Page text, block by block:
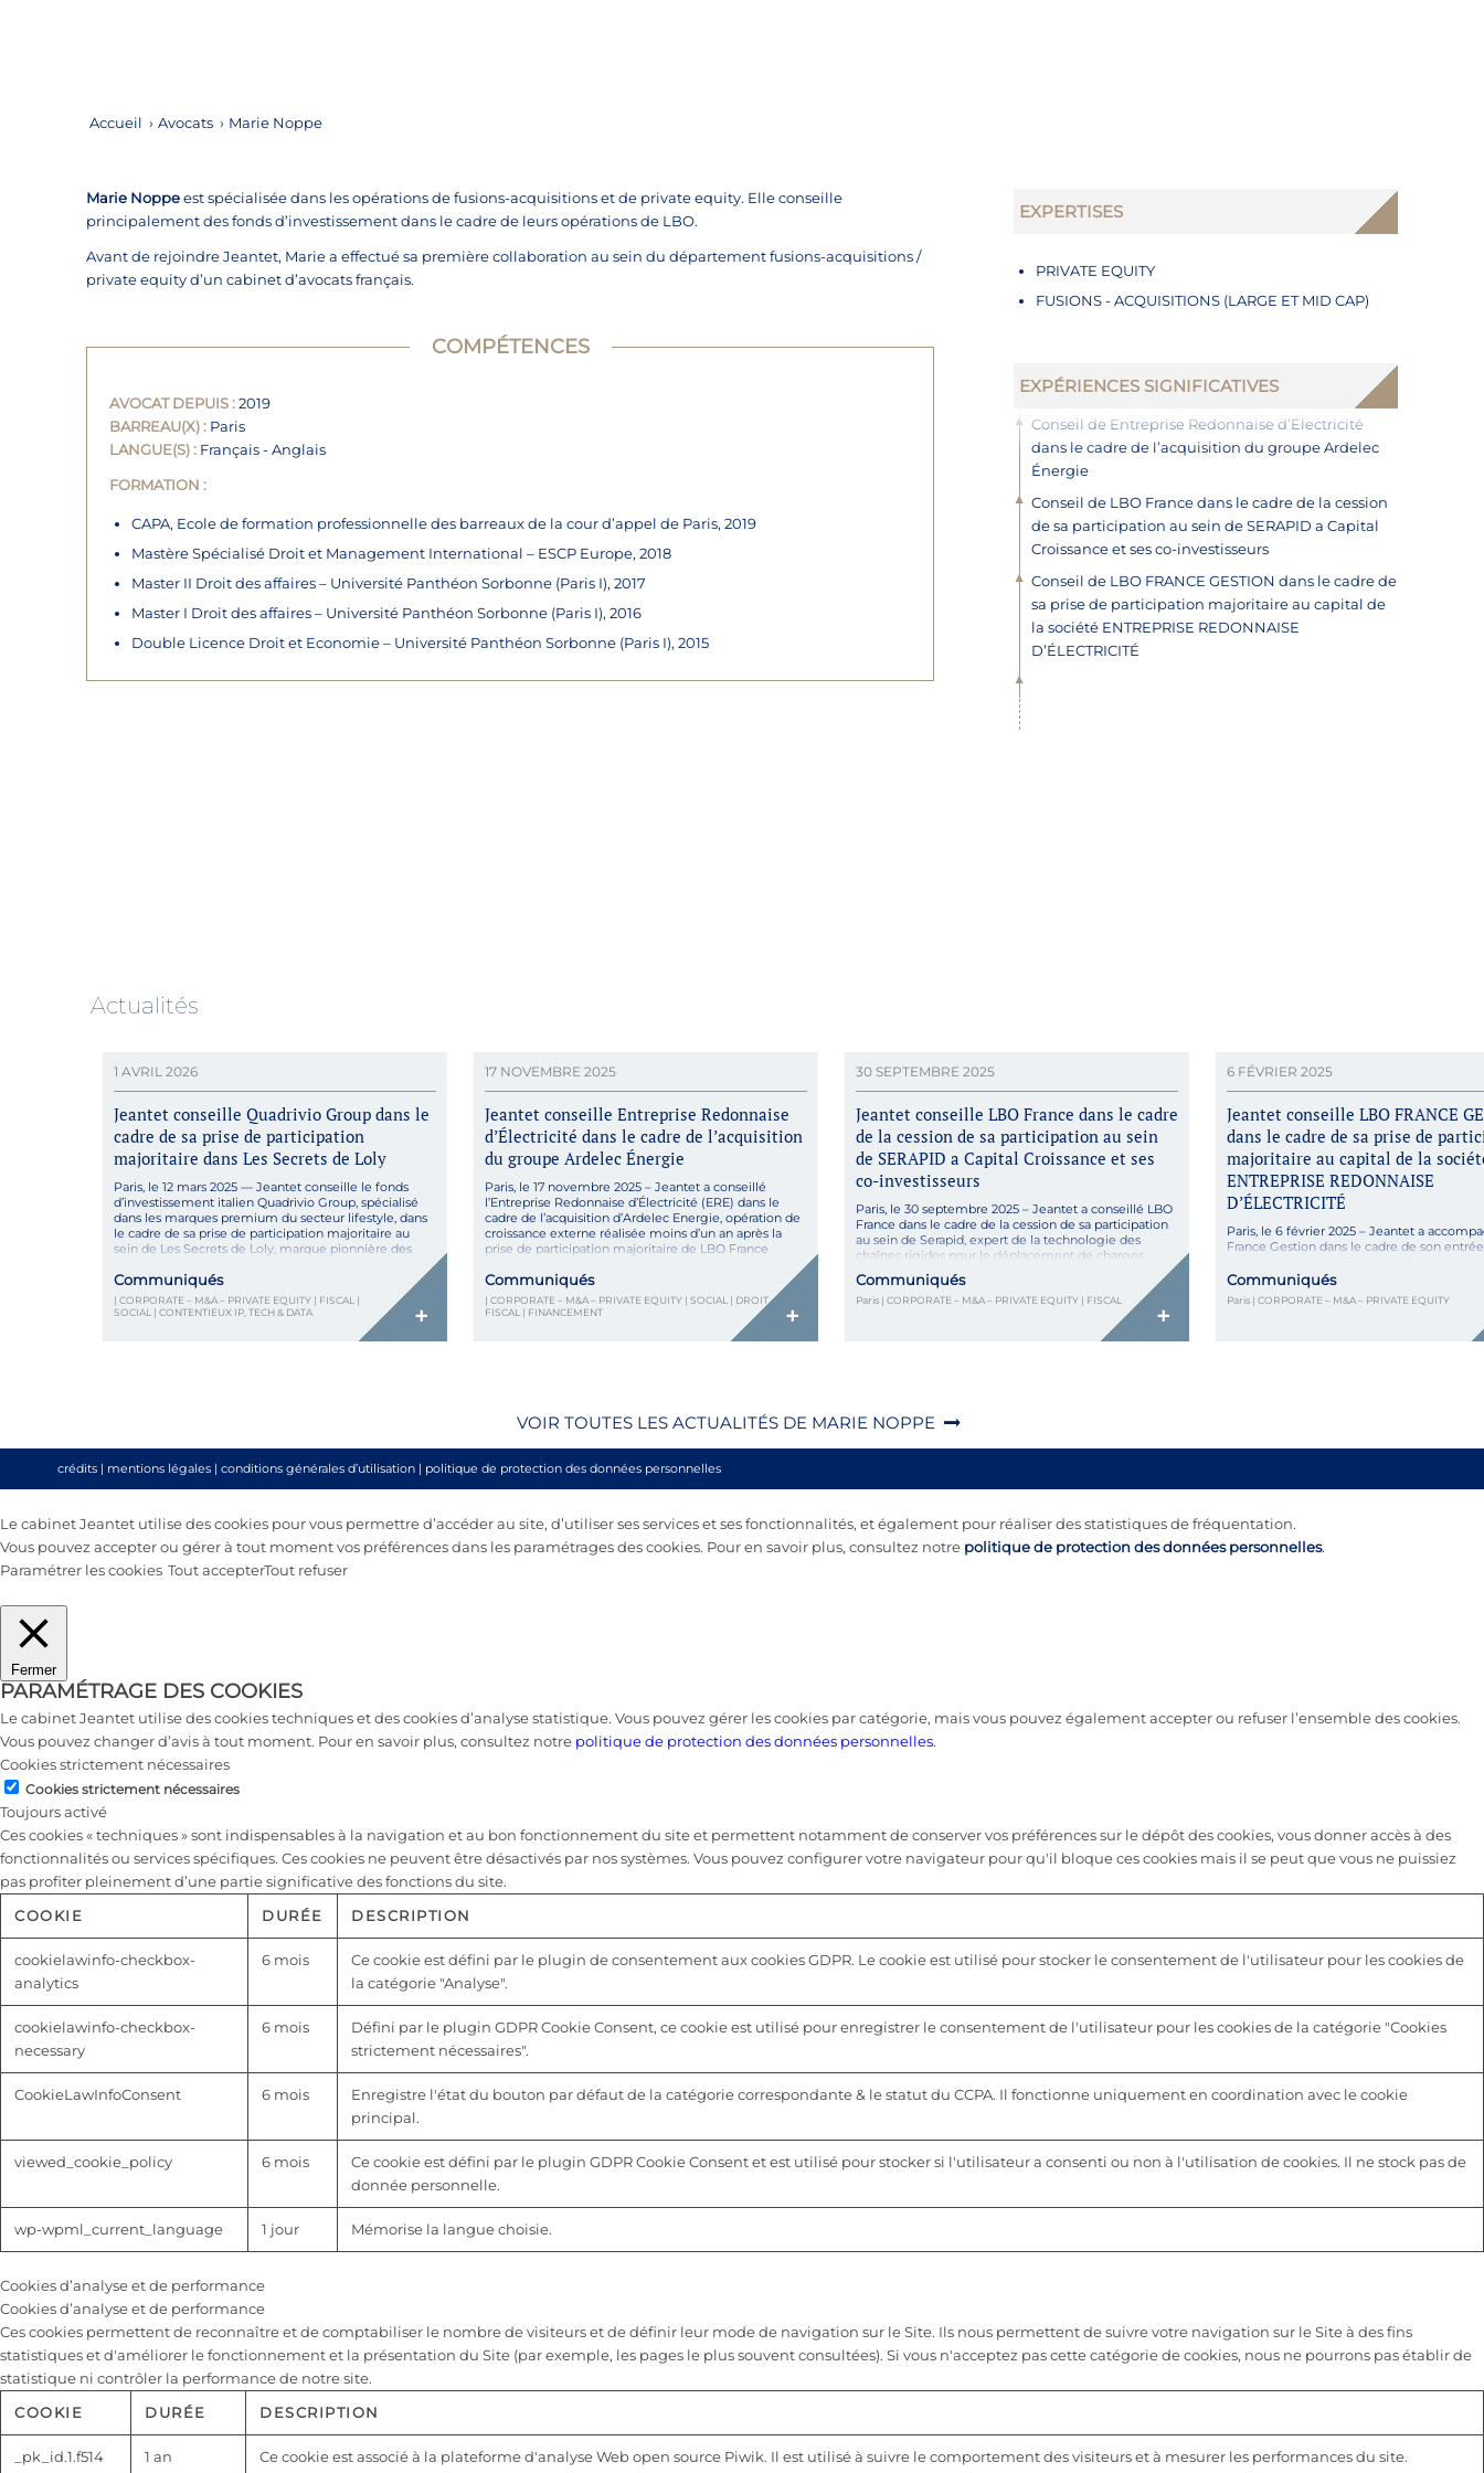
Accueil › Avocats › Marie Noppe
Marie Noppeest spécialisée dans les opérations de fusions-acquisitions et de private equity. Elle conseille
principalement des fonds d’investissement dans le cadre de leurs opérations de LBO.
Avant de rejoindre Jeantet, Marie a effectué sa première collaboration au sein du département fusions-acquisitions /
private equity d’un cabinet d’avocats français.
COMPÉTENCES
AVOCAT DEPUIS :2019
BARREAU(X) :Paris
LANGUE(S) :Français - Anglais
FORMATION :
CAPA, Ecole de formation professionnelle des barreaux de la cour d’appel de Paris, 2019
Mastère Spécialisé Droit et Management International – ESCP Europe, 2018
Master II Droit des affaires – Université Panthéon Sorbonne (Paris I), 2017
Master I Droit des affaires – Université Panthéon Sorbonne (Paris I), 2016
Double Licence Droit et Economie – Université Panthéon Sorbonne (Paris I), 2015
EXPERTISES
PRIVATE EQUITY
FUSIONS - ACQUISITIONS (LARGE ET MID CAP)
EXPÉRIENCES SIGNIFICATIVES
Conseil de Entreprise Redonnaise d’Électricité
dans le cadre de l’acquisition du groupe Ardelec
Énergie
Conseil de LBO France dans le cadre de la cession
de sa participation au sein de SERAPID a Capital
Croissance et ses co-investisseurs
Conseil de LBO FRANCE GESTION dans le cadre de
sa prise de participation majoritaire au capital de
la société ENTREPRISE REDONNAISE
D’ÉLECTRICITÉ
Actualités
1 AVRIL 2026
Jeantet conseille Quadrivio Group dans le
cadre de sa prise de participation
majoritaire dans Les Secrets de Loly
Paris, le 12 mars 2025 — Jeantet conseille le fonds
d’investissement italien Quadrivio Group, spécialisé
dans les marques premium du secteur lifestyle, dans
le cadre de sa prise de participation majoritaire au
sein de Les Secrets de Loly, marque pionnière des
de ce LBO, Quadrivio Group devient […]
Communiqués
| CORPORATE – M&A – PRIVATE EQUITY | FISCAL |
SOCIAL | CONTENTIEUX IP, TECH & DATA
+
17 NOVEMBRE 2025
Jeantet conseille Entreprise Redonnaise
d’Électricité dans le cadre de l’acquisition
du groupe Ardelec Énergie
Paris, le 17 novembre 2025 – Jeantet a conseillé
l’Entreprise Redonnaise d’Électricité (ERE) dans le
cadre de l’acquisition d’Ardelec Energie, opération de
croissance externe réalisée moins d’un an après la
prise de participation majoritaire de LBO France
ERE conçoit et fabrique des postes de transformation
préfabriqués […]
Communiqués
| CORPORATE – M&A – PRIVATE EQUITY | SOCIAL | DROIT
FISCAL | FINANCEMENT
+
30 SEPTEMBRE 2025
Jeantet conseille LBO France dans le cadre
de la cession de sa participation au sein
de SERAPID a Capital Croissance et ses
co-investisseurs
Paris, le 30 septembre 2025 – Jeantet a conseillé LBO
France dans le cadre de la cession de sa participation
au sein de Serapid, expert de la technologie des
chaînes rigides pour le déplacement de charges
lourdes, à Capital Croissance et ses co-investisseurs.
Capital Croissance, le club d’entrepreneurs dédié aux
PME et ETI de croissance, […]
Communiqués
Paris | CORPORATE – M&A – PRIVATE EQUITY | FISCAL
+
6 FÉVRIER 2025
Jeantet conseille LBO FRANCE
dans le cadre de sa prise de
majoritaire au capital de la
ENTREPRISE REDONNAISE
D’ÉLECTRICITÉ
Paris, le 6 février 2025 – Jeantet a
France Gestion dans le cadre de son
d’Electricité, spécialisée notamment dans
fabrication et l’installation de postes
haute tension (HTA/BT). LBO France
multi-pays, a acquis une participation
Communiqués
Paris | CORPORATE – M&A – PRIVATE EQUITY
VOIR TOUTES LES ACTUALITÉS DE MARIE NOPPE
crédits | mentions légales | conditions générales d’utilisation | politique de protection des données personnelles
Le cabinet Jeantet utilise des cookies pour vous permettre d’accéder au site, d’utiliser ses services et ses fonctionnalités, et également pour réaliser des statistiques de fréquentation.
Vous pouvez accepter ou gérer à tout moment vos préférences dans les paramétrages des cookies. Pour en savoir plus, consultez notre politique de protection des données personnelles.
Paramétrer les cookies Tout accepterTout refuser
Fermer
PARAMÉTRAGE DES COOKIES
Le cabinet Jeantet utilise des cookies techniques et des cookies d’analyse statistique. Vous pouvez gérer les cookies par catégorie, mais vous pouvez également accepter ou refuser l’ensemble des cookies.
Vous pouvez changer d’avis à tout moment. Pour en savoir plus, consultez notre politique de protection des données personnelles.
Cookies strictement nécessaires
Cookies strictement nécessaires
Toujours activé
Ces cookies « techniques » sont indispensables à la navigation et au bon fonctionnement du site et permettent notamment de conserver vos préférences sur le dépôt des cookies, vous donner accès à des
fonctionnalités ou services spécifiques. Ces cookies ne peuvent être désactivés par nos systèmes. Vous pouvez configurer votre navigateur pour qu'il bloque ces cookies mais il se peut que vous ne puissiez
pas profiter pleinement d’une partie significative des fonctions du site.
COOKIE
DURÉE DESCRIPTION
cookielawinfo-checkbox-
analytics
6 mois
Ce cookie est défini par le plugin de consentement aux cookies GDPR. Le cookie est utilisé pour stocker le consentement de l'utilisateur pour les cookies de
la catégorie "Analyse".
cookielawinfo-checkbox-
necessary
6 mois
Défini par le plugin GDPR Cookie Consent, ce cookie est utilisé pour enregistrer le consentement de l'utilisateur pour les cookies de la catégorie "Cookies
strictement nécessaires".
CookieLawInfoConsent 6 mois
Enregistre l'état du bouton par défaut de la catégorie correspondante & le statut du CCPA. Il fonctionne uniquement en coordination avec le cookie
principal.
viewed_cookie_policy 6 mois
Ce cookie est défini par le plugin GDPR Cookie Consent et est utilisé pour stocker si l'utilisateur a consenti ou non à l'utilisation de cookies. Il ne stock pas de
donnée personnelle.
wp-wpml_current_language 1 jour Mémorise la langue choisie.
Cookies d’analyse et de performance
Cookies d’analyse et de performance
Ces cookies permettent de reconnaître et de comptabiliser le nombre de visiteurs et de définir leur mode de navigation sur le Site. Ils nous permettent de suivre votre navigation sur le Site à des fins
statistiques et d'améliorer le fonctionnement et la présentation du Site (par exemple, les pages le plus souvent consultées). Si vous n'acceptez pas cette catégorie de cookies, nous ne pourrons pas établir de
statistique ni contrôler la performance de notre site.
COOKIE
DURÉE DESCRIPTION
_pk_id.1.f514 1 an Ce cookie est associé à la plateforme d'analyse Web open source Piwik. Il est utilisé à suivre le comportement des visiteurs et à mesurer les performances du site.